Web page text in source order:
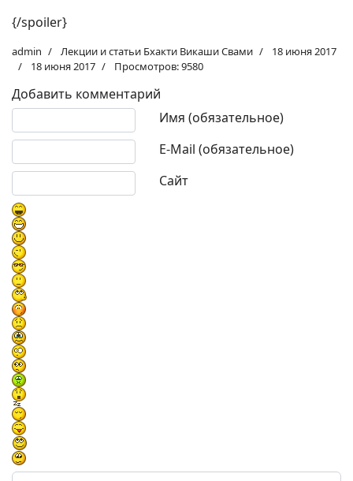
{/spoiler}
admin Лекции и статьи Бхакти Викаши Свами
18 июня 2017
18 июня 2017
Просмотров: 9580
Добавить комментарий
Имя (обязательное)
E-Mail (обязательное)
Сайт
Текст комментария